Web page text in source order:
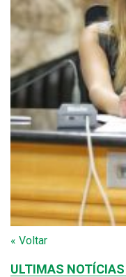
« Voltar
ULTIMAS NOTÍCIAS